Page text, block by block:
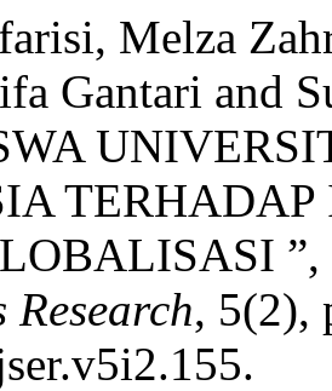
Melza
Gantari and
TERHADAP
”,
, 5(2),